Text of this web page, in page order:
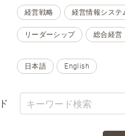
経営戦略 経営情報システ
リーダーシップ 総合経営
日本語 English